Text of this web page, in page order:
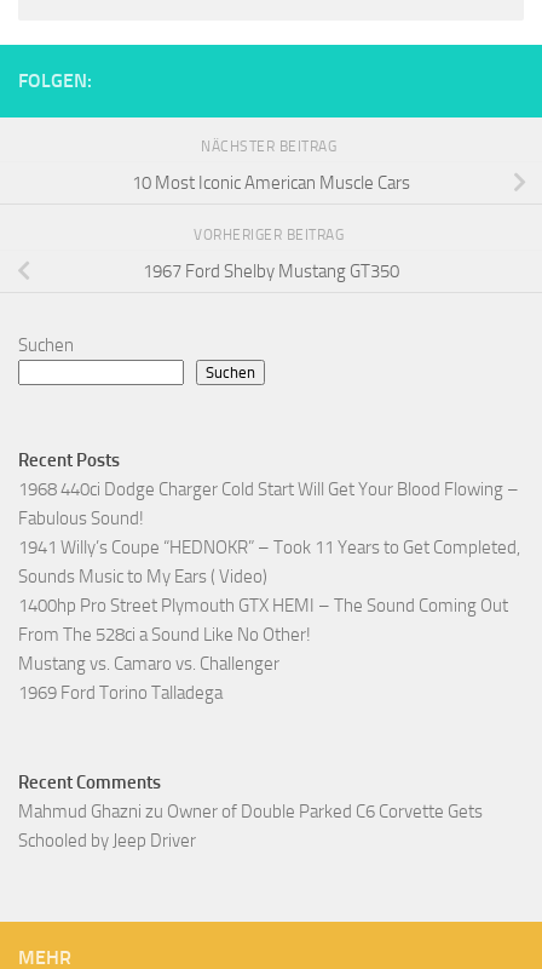
FOLGEN:
NÄCHSTER BEITRAG
10 Most Iconic American Muscle Cars
VORHERIGER BEITRAG
1967 Ford Shelby Mustang GT350
Suchen
Suchen
Recent Posts
1968 440ci Dodge Charger Cold Start Will Get Your Blood Flowing –
Fabulous Sound!
1941 Willy’s Coupe “HEDNOKR” – Took 11 Years to Get Completed,
Sounds Music to My Ears ( Video)
1400hp Pro Street Plymouth GTX HEMI – The Sound Coming Out
From The 528ci a Sound Like No Other!
Mustang vs. Camaro vs. Challenger
1969 Ford Torino Talladega
Recent Comments
Mahmud Ghazni zu Owner of Double Parked C6 Corvette Gets
Schooled by Jeep Driver
MEHR